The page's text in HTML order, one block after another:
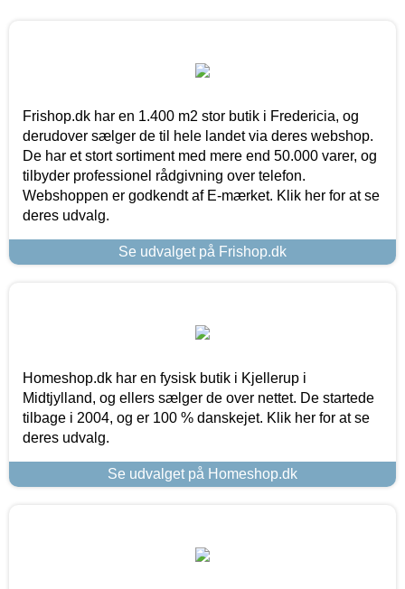
Frishop.dk har en 1.400 m2 stor butik i Fredericia, og
derudover sælger de til hele landet via deres webshop.
De har et stort sortiment med mere end 50.000 varer, og
tilbyder professionel rådgivning over telefon.
Webshoppen er godkendt af E-mærket. Klik her for at se
deres udvalg.
Se udvalget på Frishop.dk
Homeshop.dk har en fysisk butik i Kjellerup i
Midtjylland, og ellers sælger de over nettet. De startede
tilbage i 2004, og er 100 % danskejet. Klik her for at se
deres udvalg.
Se udvalget på Homeshop.dk